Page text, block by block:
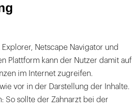
Netscape Navigator und
Plattform kann der Nutzer damit auf
im Internet zugreifen.
vor in der Darstellung der Inhalte.
So sollte der Zahnarzt bei der